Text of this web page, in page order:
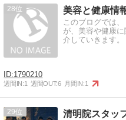
28 美容と健康情
このブログでは
が、美容や健康
介していきます。
1790210
週間IN:1 週間OUT:6 月間IN:1
29 清明院スタッ